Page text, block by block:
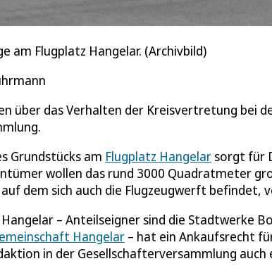
am Flugplatz Hangelar. (Archivbild)
über das Verhalten der Kreisvertretung bei
Grundstücks am Flugplatz Hangelar sorgt für
wollen das rund 3000 Quadratmeter
dem sich auch die Flugzeugwerft befindet,
– Anteilseigner sind die Stadtwerke
Hangelar – hat ein Ankaufsrecht
in der Gesellschafterversammlung